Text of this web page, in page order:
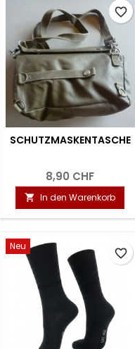
SCHUTZMASKENTASCHE
8,90 CHF
 In den Warenkorb
favorite_border
Neu
favorite_border